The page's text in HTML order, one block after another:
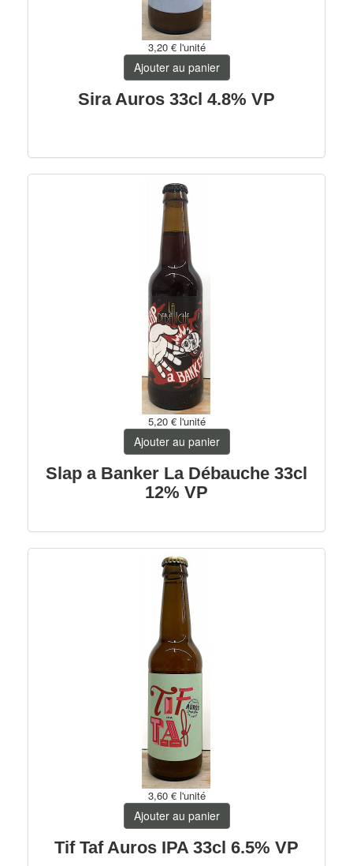
3,20 € l'unité
Ajouter au panier
Sira Auros 33cl 4.8% VP
5,20 € l'unité
Ajouter au panier
Slap a Banker La Débauche 33cl
12% VP
3,60 € l'unité
Ajouter au panier
Tif Taf Auros IPA 33cl 6.5% VP